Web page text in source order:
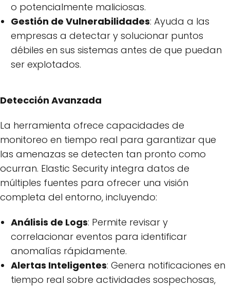
o potencialmente maliciosas.
Gestión de Vulnerabilidades: Ayuda a las
empresas a detectar y solucionar puntos
débiles en sus sistemas antes de que puedan
ser explotados.
Detección Avanzada
La herramienta ofrece capacidades de
monitoreo en tiempo real para garantizar que
las amenazas se detecten tan pronto como
ocurran. Elastic Security integra datos de
múltiples fuentes para ofrecer una visión
completa del entorno, incluyendo:
Análisis de Logs: Permite revisar y
correlacionar eventos para identificar
anomalías rápidamente.
Alertas Inteligentes: Genera notificaciones en
tiempo real sobre actividades sospechosas,